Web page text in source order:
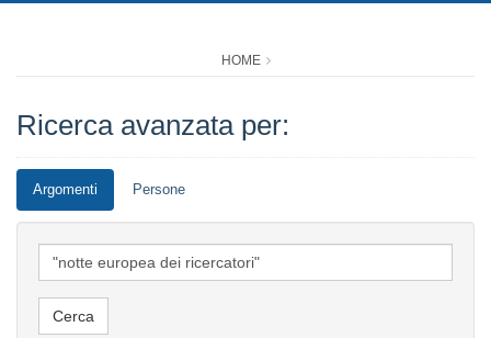
HOME
Ricerca avanzata per:
Argomenti Persone